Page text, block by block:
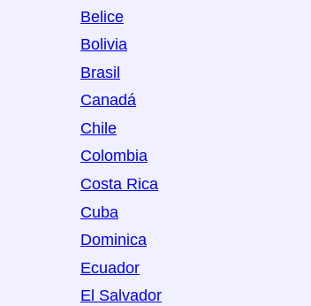
Belice
Bolivia
Brasil
Canadá
Chile
Colombia
Costa Rica
Cuba
Dominica
Ecuador
El Salvador